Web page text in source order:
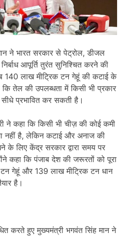
ने भारत सरकार से पेट्रोल,डीजल
आपूर्ति तुरंत सुनिश्चित करने की
140 लाख मीट्रिक टन गेहूं की कटाई के
कि तेल की उपलब्धता में किसी भी प्रकार
सीधे प्रभावित कर सकती है।
ने कहा कि किसी भी चीज़ की कोई कमी
नहीं है,लेकिन कटाई और अनाज की
लिए केंद्र सरकार द्वारा समय पर
कहा कि पंजाब देश की जरूरतों को पूरा
टन गेहूं और 139 लाख मीट्रिक टन धान
है।
करते हुए मुख्यमंत्री भगवंत सिंह मान ने